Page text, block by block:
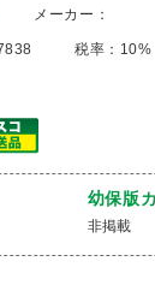
メーカー：
税率： 10%
幼保版
非掲載